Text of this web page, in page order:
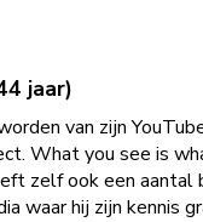
jaar)
van zijn
What you see is
zelf ook een aantal
waar hij zijn kennis